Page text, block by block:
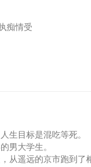
的诺言，如今再见，
痴情受
长坏了的阮辞自认为
天烦恼的事。
在他面前。
生目标是混吃等死。
男大学生。
从遥远的京市跑到了